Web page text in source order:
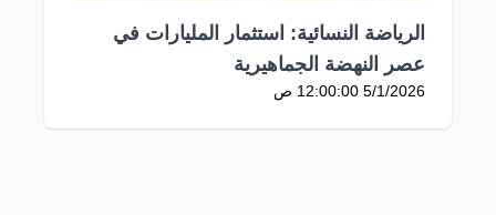
الرياضة النسائية: استثمار المليارات في
عصر النهضة الجماهيرية
5/1/2026 12:00:00 ص